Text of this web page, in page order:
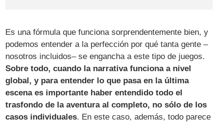
Es una fórmula que funciona sorprendentemente bien, y
podemos entender a la perfección por qué tanta gente –
nosotros incluidos– se engancha a este tipo de juegos.
Sobre todo, cuando la narrativa funciona a nivel
global, y para entender lo que pasa en la última
escena es importante haber entendido todo el
trasfondo de la aventura al completo, no sólo de los
casos individuales. En este caso, además, todo parece